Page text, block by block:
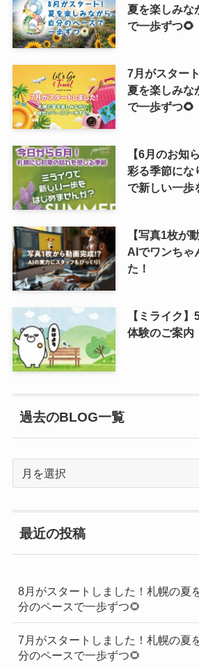
夏を楽しみな
で一歩ずつ🌻
7月がスター
夏を楽しみな
で一歩ずつ🌻
【6月のお知
彩る季節にな
で新しい一歩
【写真1枚が
AIでワンちゃ
た！
【ミライク
体験のご案内
過去のBLOG一覧
一
覧
最近の投稿
8月がスタートしました！札幌の夏
分のペースで一歩ずつ🌻
7月がスタートしました！札幌の夏
分のペースで一歩ずつ🌻